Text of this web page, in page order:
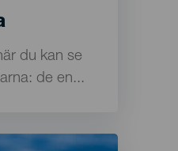
du kan se
de en...